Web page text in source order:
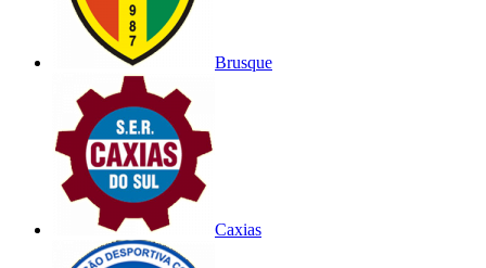
Brusque
Caxias